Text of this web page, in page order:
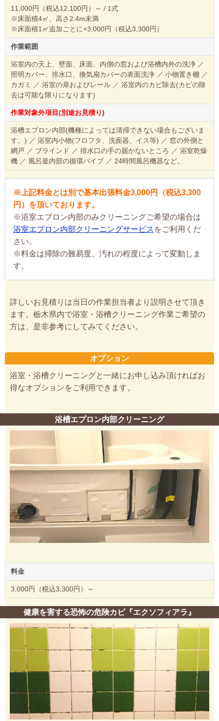
11,000円（税込12,100円）～ / 1式
※床面積4㎡、高さ2.4m未満
※床面積1㎡追加ごとに+3,000円（税込3,300円）
作業範囲
浴室内の天上、壁面、床面、内側の窓および浴槽内外の洗浄 ／
照明カバー、排水口、換気扇カバーの表面洗浄 ／ 小物置き棚 ／
カガミ ／ 浴室の扉およびレール ／ 浴室内のカビ除去(カビの除
去は可能な限りになります)
作業対象外項目(別途お見積り)
浴槽エプロン内部(機種によっては清掃できない場合もございま
す。) ／ 浴室内小物(フロフタ、洗面器、イス等) ／ 窓の外側と
網戸 ／ ブラインド ／ 排水口の手の届かないところ ／ 浴室乾燥
機 ／ 風呂釜内部の循環パイプ ／ 24時間風呂機器など。
※上記料金とは別で基本出張料金3,000円（税込3,300
円）を頂いております。
※浴室エプロン内部のみクリーニングご希望の場合は
浴室エプロン内部クリーニングサービス をご利用くだ
さい。
※料金は掃除の難易度、汚れの程度によって変動しま
す。
詳しいお見積りは当日の作業担当者より説明させて頂き
ます。栃木県内で浴室・浴槽クリーニング作業ご希望の
方は、是非参考にしてみてください。
オプション
浴室・浴槽クリーニングと一緒にお申し込み頂ければお
得なオプションをご利用できます。
浴槽エプロン内部クリーニング
料金
3,000円（税込3,300円）～
健康を害する恐怖の危険カビ『エクソフィアラ』